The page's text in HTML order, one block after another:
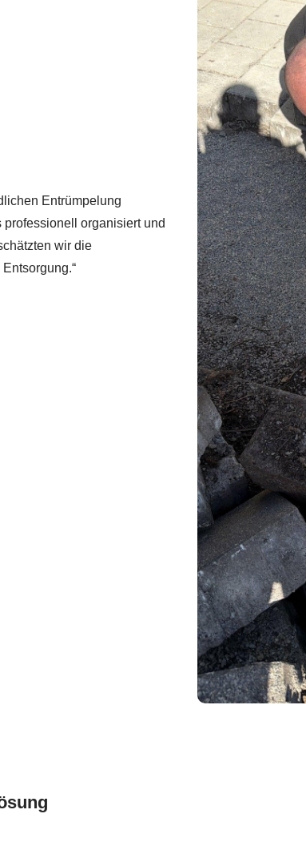
Entrümpelung
organisiert und
wir die